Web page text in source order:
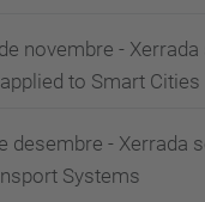
novembre -
to Smart Cities
desembre - Xerrada
Systems